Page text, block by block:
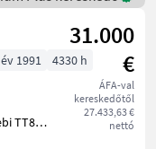
31.000
€
ÁFA-val
kereskedőtől
27.433,63 €
nettó
1991 4330 h
TT80 -